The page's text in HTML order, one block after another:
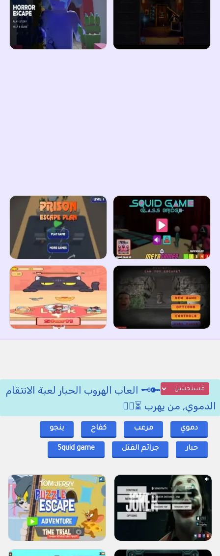
🔑🗝️ العاب الهروب الحبار لعبة الانتقام
الدموي, من يهرب ⏳🕵️‍♂️
دموي مرعب كفاح ينجو
حبار جرائم القتل Squid game